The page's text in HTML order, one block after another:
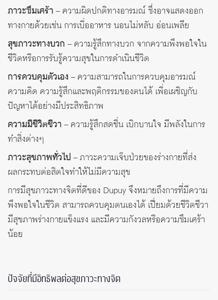
ภาวะซึมเศร้า – ความผิดปกติทางอารมณ์ ซึ่งอาจแสดงออก
ทางกายด้วยเช่น การเบื่ออาหาร นอนไม่หลับ อ่อนเพลีย
สุขภาวะทางบวก – ความรู้สึกทางบวก จากความพึงพอใจใน
ชีวิตหรือการรับรู้ความสุขในการดำเนินชีวิต
การควบคุมตัวเอง – ความสามารถในการควบคุมอารมณ์
ความคิด ความรู้สึกและพฤติกรรมของตนได้ เพื่อเผชิญกับ
ปัญหาได้อย่างมีประสิทธิภาพ
ความมีชีวิตชีวา – ความรู้สึกสดชื่น เบิกบานใจ มีพลังในการ
ทำสิ่งต่างๆ
ภาวะสุขภาพทั่วไป – ภาวะความเจ็บป่วยของร่างกายที่ส่ง
ผลกระทบต่อสิตใจทำให้ไม่มีความสุข
การมีสุขภาวะทางจิตที่ดีของ Dupuy จึงหมายถึงการที่มีความ
พึงพอใจในชีวิต สามารถควบคุมตนเองได้ เปี่ยมด้วยชีวิตชีวา
มีสุขภาพร่างกายแข็งแรง และมีความกังวลหรือความซึมเศร้า
น้อย
ปัจจัยที่มีอิทธิพลต่อสุขภาวะทางจิต